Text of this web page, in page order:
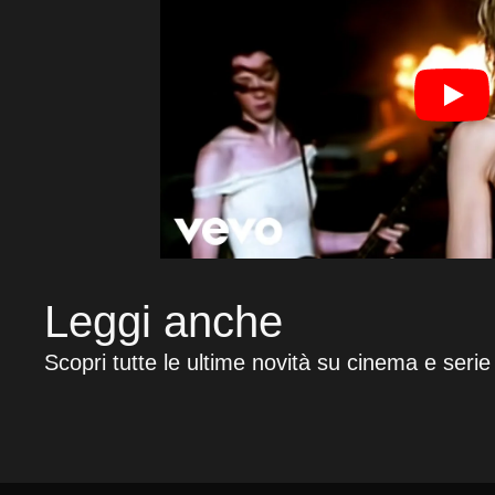
Leggi anche
Scopri tutte le ultime novità su cinema e serie